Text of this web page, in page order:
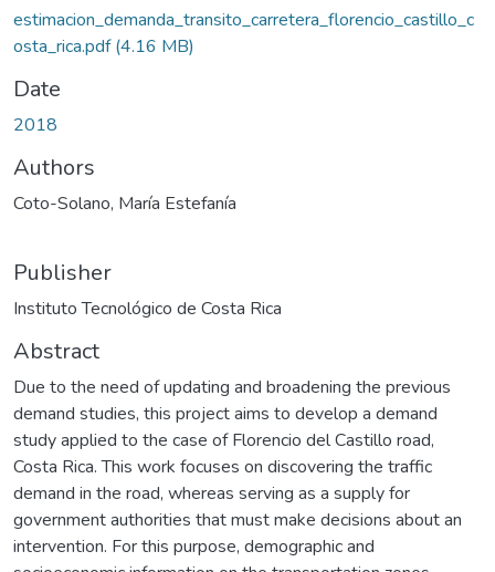
estimacion_demanda_transito_carretera_florencio_castillo_c
osta_rica.pdf(4.16 MB)
Date
2018
Authors
Coto-Solano, María Estefanía
Publisher
Instituto Tecnológico de Costa Rica
Abstract
Due to the need of updating and broadening the previous
demand studies, this project aims to develop a demand
study applied to the case of Florencio del Castillo road,
Costa Rica. This work focuses on discovering the traffic
demand in the road, whereas serving as a supply for
government authorities that must make decisions about an
intervention. For this purpose, demographic and